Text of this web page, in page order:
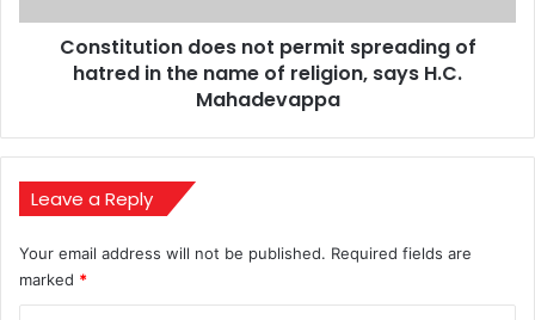
the
H.C.
Constitution does not permit spreading of
hatred in the name of religion, says H.C.
Mahadevappa
Leave a Reply
Your email address will not be published. Required fields are
marked *